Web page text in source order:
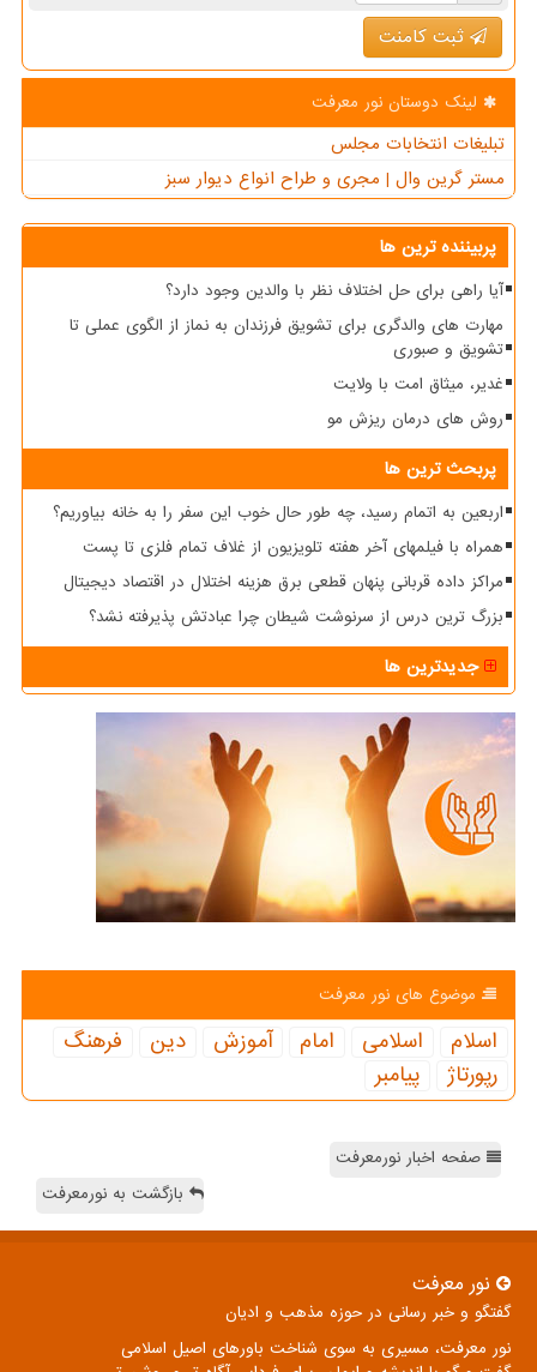
ثبت کامنت
لینک دوستان نور معرفت
تبلیغات انتخابات مجلس
مستر گرین وال | مجری و طراح انواع دیوار سبز
پربیننده ترین ها
آیا راهی برای حل اختلاف نظر با والدین وجود دارد؟
مهارت های والدگری برای تشویق فرزندان به نماز از الگوی عملی تا
تشویق و صبوری
غدیر، میثاق امت با ولایت
روش های درمان ریزش مو
پربحث ترین ها
اربعین به اتمام رسید، چه طور حال خوب این سفر را به خانه بیاوریم؟
همراه با فیلمهای آخر هفته تلویزیون از غلاف تمام فلزی تا پست
مراکز داده قربانی پنهان قطعی برق هزینه اختلال در اقتصاد دیجیتال
بزرگ ترین درس از سرنوشت شیطان چرا عبادتش پذیرفته نشد؟
جدیدترین ها
موضوع های نور معرفت
اسلام اسلامی امام آموزش دین
فرهنگ
رپورتاژ
پیامبر
صفحه اخبار نورمعرفت
بازگشت به نورمعرفت
نور معرفت
گفتگو و خبر رسانی در حوزه مذهب و ادیان
نور معرفت، مسیری به سوی شناخت باورهای اصیل اسلامی